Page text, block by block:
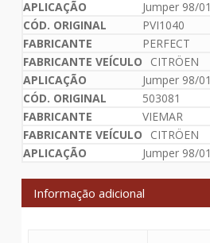
Jumper 98/01
PVI1040
PERFECT
CITRÖEN
Jumper 98/01
503081
VIEMAR
CITRÖEN
Jumper 98/01
Informação adicional